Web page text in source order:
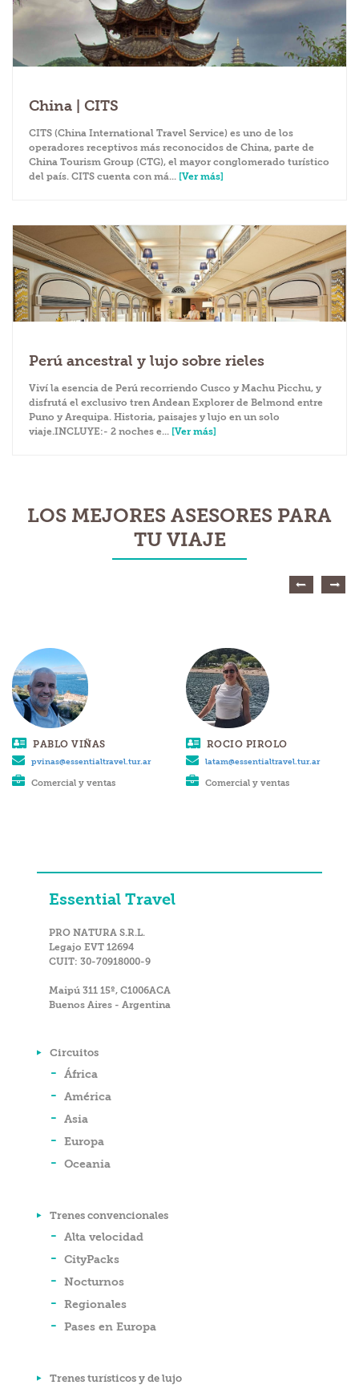
China | CITS
CITS (China International Travel Service) es uno de los
operadores receptivos más reconocidos de China, parte de
China Tourism Group (CTG), el mayor conglomerado turístico
del país. CITS cuenta con má... [Ver más]
Perú ancestral y lujo sobre rieles
Viví la esencia de Perú recorriendo Cusco y Machu Picchu, y
disfrutá el exclusivo tren Andean Explorer de Belmond entre
Puno y Arequipa. Historia, paisajes y lujo en un solo
viaje.INCLUYE:- 2 noches e... [Ver más]
LOS MEJORES ASESORES PARA
TU VIAJE
PABLO VIÑAS
pvinas@essentialtravel.tur.ar
Comercial y ventas
ROCIO PIROLO
latam@essentialtravel.tur.ar
Comercial y ventas
Essential Travel
PRO NATURA S.R.L.
Legajo EVT 12694
CUIT: 30-70918000-9
Maipú 311 15º, C1006ACA
Buenos Aires - Argentina
Circuitos
África
América
Asia
Europa
Oceania
Trenes convencionales
Alta velocidad
CityPacks
Nocturnos
Regionales
Pases en Europa
Trenes turísticos y de lujo